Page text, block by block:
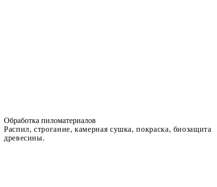
Обработка пиломатериалов
Распил, строгание, камерная сушка, покраска, биозащита
древесины.